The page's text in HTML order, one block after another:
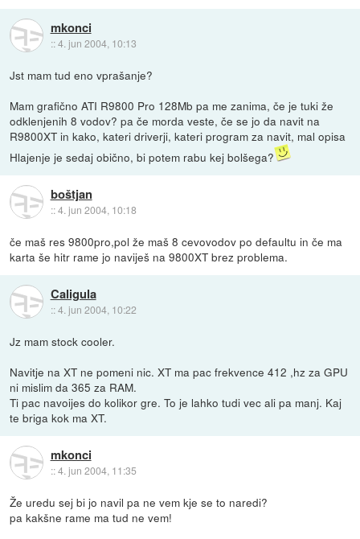
mkonci
::4. jun 2004, 10:13
Jst mam tud eno vprašanje?
Mam grafično ATI R9800 Pro 128Mb pa me zanima, če je tuki že
odklenjenih 8 vodov? pa če morda veste, če se jo da navit na
R9800XT in kako, kateri driverji, kateri program za navit, mal opisa
Hlajenje je sedaj obično, bi potem rabu kej bolšega?
boštjan
::4. jun 2004, 10:18
če maš res 9800pro,pol že maš 8 cevovodov po defaultu in če ma
karta še hitr rame jo naviješ na 9800XT brez problema.
Caligula
::4. jun 2004, 10:22
Jz mam stock cooler.
Navitje na XT ne pomeni nic. XT ma pac frekvence 412 ,hz za GPU
ni mislim da 365 za RAM.
Ti pac navoijes do kolikor gre. To je lahko tudi vec ali pa manj. Kaj
te briga kok ma XT.
mkonci
::4. jun 2004, 11:35
Že uredu sej bi jo navil pa ne vem kje se to naredi?
pa kakšne rame ma tud ne vem!